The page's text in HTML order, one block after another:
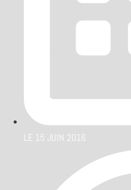
LE 15 JUIN 2016